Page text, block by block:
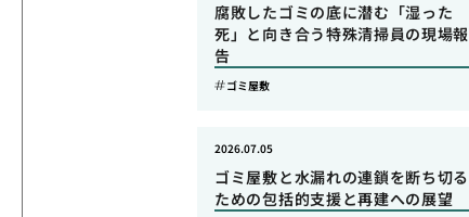
腐敗したゴミの底に潜む「湿った
死」と向き合う特殊清掃員の現場報
告
ゴミ屋敷
ゴミ屋敷と水漏れの連鎖を断ち切る
ための包括的支援と再建への展望
2026.07.05